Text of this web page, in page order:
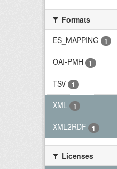
Formats
ES_MAPPING
1
OAI-PMH 1
TSV 1
XML 1
XML2RDF 1
Licenses